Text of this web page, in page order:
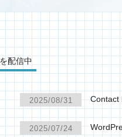
配信中
2025/08/31 Contact
2025/07/24